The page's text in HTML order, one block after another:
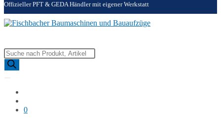
Offizieller PFT & GEDA Händler mit eigener Werkstatt
Products
search
0